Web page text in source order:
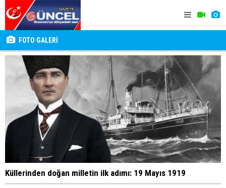
FOTO GALERİ
Küllerinden doğan milletin ilk adımı: 19 Mayıs 1919